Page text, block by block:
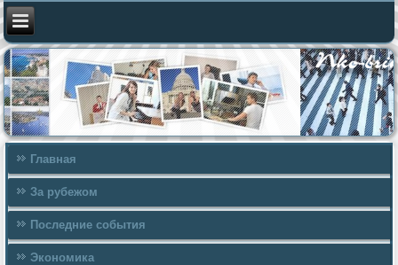
Главная
За рубежом
Последние события
Экономика